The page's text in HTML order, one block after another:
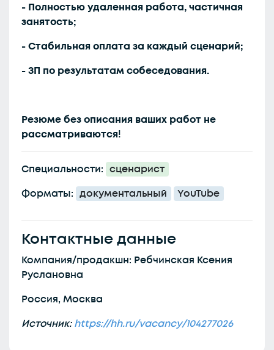
- Полностью удаленная работа, частичная
занятость;
- Стабильная оплата за каждый сценарий;
- ЗП по результатам собеседования.
Резюме без описания ваших работ не
рассматриваются!
Специальности: сценарист
Форматы: документальный YouTube
Контактные данные
Компания/продакшн: Ребчинская Ксения
Руслановна
Россия, Москва
Источник:https://hh.ru/vacancy/104277026